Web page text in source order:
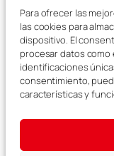
Para ofrecer las
las cookies para
dispositivo. El
procesar datos como
identificaciones
consentimiento,
características y
En
en uno
es uno